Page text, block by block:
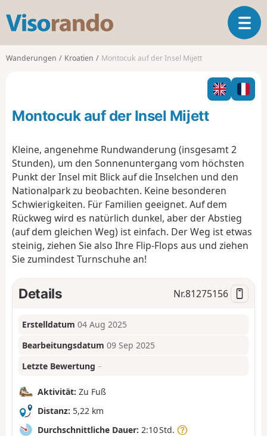
s
o
o
T
o
l
n
Wanderungen Kroatien Montocuk auf der Insel Mijett
Montocuk auf der Insel Mijett
Kleine, angenehme Rundwanderung (insgesamt 2
Stunden), um den Sonnenuntergang vom höchsten
Punkt der Insel mit Blick auf die Inselchen und den
Nationalpark zu beobachten. Keine besonderen
Schwierigkeiten. Für Familien geeignet. Auf dem
Rückweg wird es natürlich dunkel, aber der Abstieg
(auf dem gleichen Weg) ist einfach. Der Weg ist etwas
steinig, ziehen Sie also Ihre Flip-Flops aus und ziehen
Sie zumindest Turnschuhe an!
Details Nr.81275156
Erstelldatum 04 Aug 2025
Bearbeitungsdatum 09 Sep 2025
Letzte Bewertung –
Aktivität: Zu Fuß
Distanz: 5,22 km
Durchschnittliche Dauer: 2:10 Std.